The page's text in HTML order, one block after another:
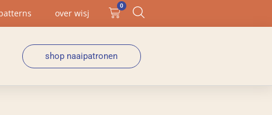
over wisj
0
shop naaipatronen